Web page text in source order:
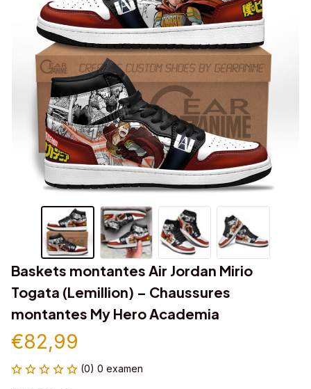
Baskets montantes Air Jordan Mirio
Togata (Lemillion) – Chaussures
montantes My Hero Academia
€82,99
(0) 0 examen